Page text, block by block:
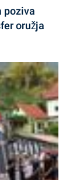
poziva
oružja